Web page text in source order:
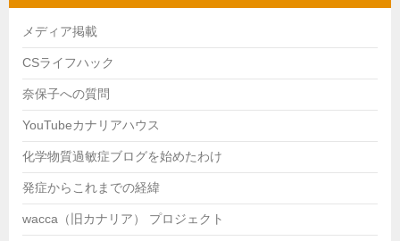
メディア掲載
CSライフハック
奈保子への質問
YouTubeカナリアハウス
化学物質過敏症ブログを始めたわけ
発症からこれまでの経緯
wacca（旧カナリア） プロジェクト